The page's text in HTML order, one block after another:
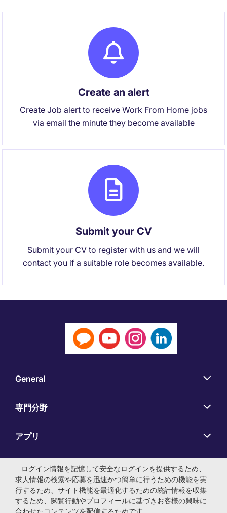
Create an alert
Create Job alert to receive Work From Home jobs
via email the minute they become available
Submit your CV
Submit your CV to register with us and we will
contact you if a suitable role becomes available.
General
専門分野
アプリ
Employer Centre
ログイン情報を記憶して安全なログインを提供するため、
求人情報の検索や応募を迅速かつ簡単に行うための機能を実
行するため、サイト機能を最適化するための統計情報を収集
するため、閲覧行動やプロフィールに基づきお客様の興味に
合わせたコンテンツを配信するためです